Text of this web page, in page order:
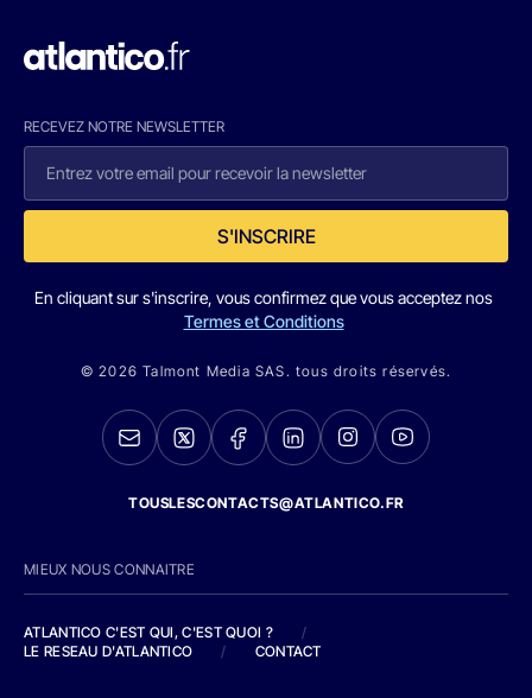
RECEVEZ NOTRE NEWSLETTER
S'INSCRIRE
En cliquant sur s'inscrire, vous confirmez que vous acceptez nos
Termes et Conditions
© 2026 Talmont Media SAS. tous droits réservés.
TOUSLESCONTACTS@ATLANTICO.FR
MIEUX NOUS CONNAITRE
ATLANTICO C'EST QUI, C'EST QUOI ?
/
LE RESEAU D'ATLANTICO
/ CONTACT